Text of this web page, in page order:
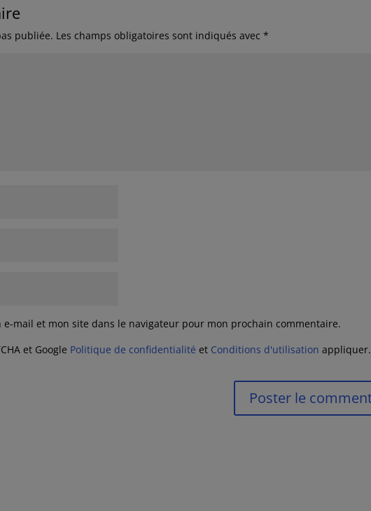
publiée. Les champs obligatoires sont indiqués avec*
mail et mon site dans le navigateur pour mon prochain commentaire.
et Google Politique de confidentialité et Conditions d'utilisation appliquer.